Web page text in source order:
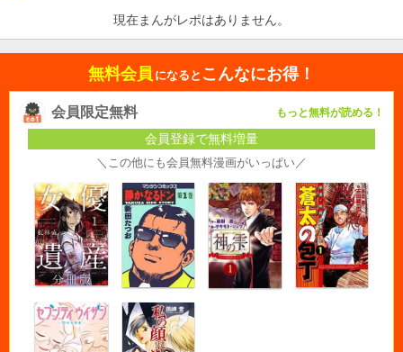
現在まんがレポはありません。
無料会員 になると こんなにお得！
会員限定無料 もっと無料が読める！
会員登録で無料増量
＼この他にも会員無料漫画がいっぱい／